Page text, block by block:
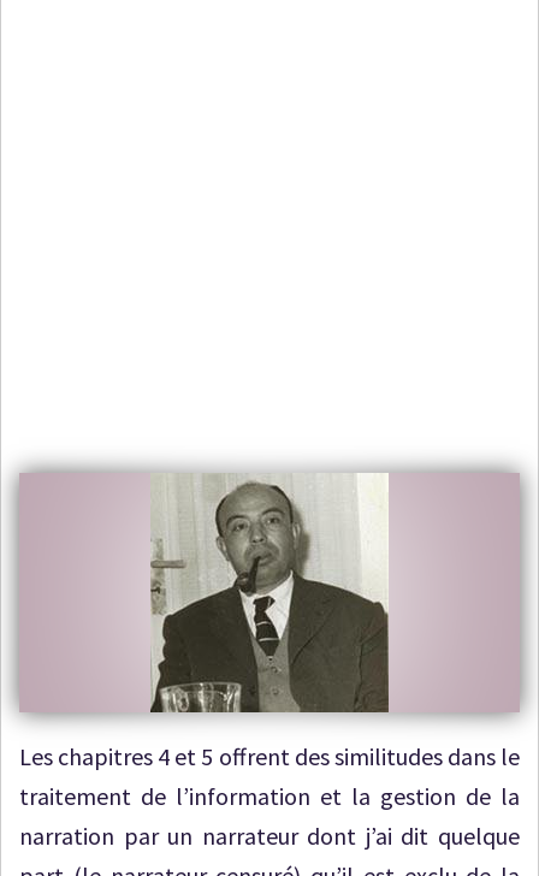
Les chapitres 4 et 5 offrent des similitudes dans le
traitement de l’information et la gestion de la
narration par un narrateur dont j’ai dit quelque